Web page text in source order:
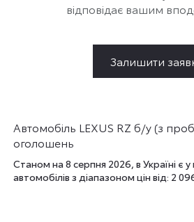
відповідає вашим
Залишити
Автомобіль LEXUS RZ б/у (з
оголошень
Станом на 8 серпня 2026, в Україні є
автомобілів з діапазоном цін від: 2